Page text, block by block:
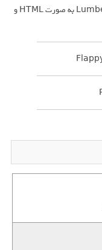
اسکریپت بازی آنلاین مرد الوار فروش LumberMan به صورت HTML و